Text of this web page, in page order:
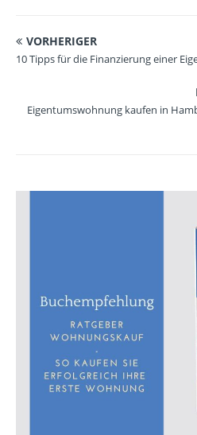
VORHERIGER
10 Tipps für die Finanzierung einer
Eigentumswohnung kaufen in